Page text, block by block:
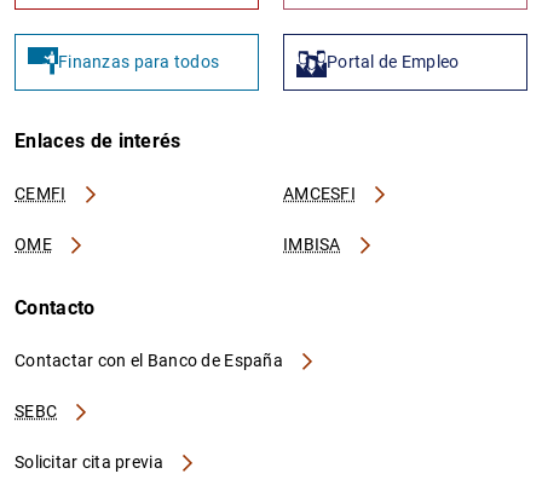
Finanzas para todos Portal de Empleo
Enlaces de interés
CEMFI AMCESFI
OME IMBISA
Contacto
Contactar con el Banco de España
SEBC
Solicitar cita previa